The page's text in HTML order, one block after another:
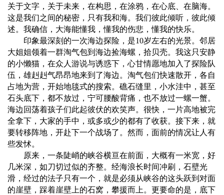
关于文字，关于未来，在构思，在涂鸦，在心底、在脑海。
这是我们之间的秘密，只有我和海。我们彼此倾听，彼此倾
述。我确信，大海能懂我，懂我的伤悲，懂我的快乐。
印象最深刻的一次海边探险，是10岁左右的光景。邻居
大姐姐领着一群淘气包到海边捡海螺，拾贝壳。我这只安静
的小懒猫，在众人游说与诱惑下，心甘情愿地加入了探险队
伍，雄赳赳气昂昂地来到了海边。淘气包们快速散开，各自
占地为营，开始地毯式的搜索。礁石缝里，小水洼中，甚至
石头底下，都不放过，宁可腰酸背痛，也不放过一螺一蟹。
海边回荡着孩子们此起彼伏的欢笑声。很快，一片高地被完
全拿下，大家的手中，或多或少的都有了收获。接下来，就
要转移阵地，开赴下一个战场了。然而，面前的情况让人有
些发怵。
原来，一条陡峭的峡谷横亘在前面，大概有一米宽，好
几米深，如刀切过似的齐整。经海浪长时间冲刷，石壁光
滑，经过的法子只有一个，就是必须从峡谷的这头跃到对面
的崖壁，踩着崖壁上的石窝，攀援而上。更要命的是，底下